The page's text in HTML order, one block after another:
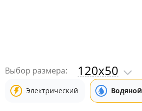
Выбор размера: 120x50
Электрический Водяной